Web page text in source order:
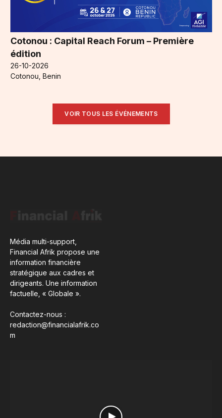
Cotonou : Capital Reach Forum – Première
édition
26-10-2026
Cotonou, Benin
VOIR TOUS LES ÉVÉNEMENTS
Média multi-support,
Financial Afrik propose une
information financière
stratégique aux cadres et
dirigeants. Une information
factuelle, « Globale ».
Contactez-nous :
redaction@financialafrik.co
m